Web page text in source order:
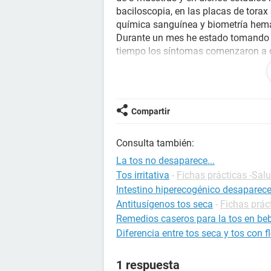
baciloscopia, en las placas de
química sanguínea y biometría
Durante un mes he estado
tiempo los síntomas comenzaron a
tomarlas y los sintomas volvieron,
ratos regresan igual, ahora siento
terminar de amolarla.
Estoy desesperado no se que
imposibilitando trabajar (soy
¿que puedo tener? o si a alguien le
Compartir
Consulta también:
La tos no desaparece...
Tos irritativa - Fichas prácticas -
Intestino hiperecogénico desaparece
Antitusígenos tos seca - Fichas
Remedios caseros para la tos en
Diferencia entre tos seca y tos con
1 respuesta